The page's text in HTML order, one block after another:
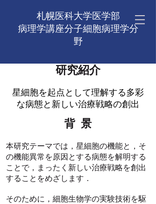
札幌医科大学医学部
病理学講座​分子細胞病理学分
野
研究紹介
星細胞を起点として理解する多彩
な病態と新しい治療戦略の創出
背 景
本研究テーマでは，星細胞の機能と，そ
の機能異常を原因とする病態を解明する
ことで，まったく新しい治療戦略を創出
することをめざします．
そのために，細胞生物学の実験技術を駆